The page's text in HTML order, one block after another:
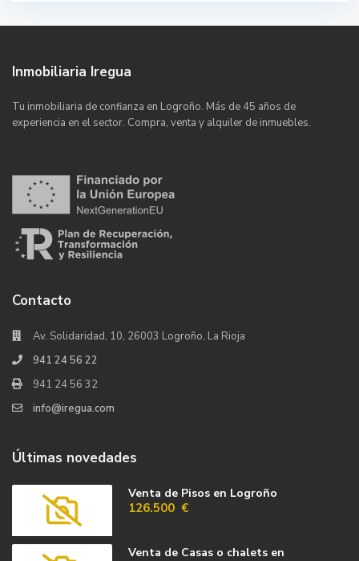
Inmobiliaria Iregua
Tu inmobiliaria de confianza en Logroño. Más de 45 años de
experiencia en el sector. Compra, venta y alquiler de inmuebles.
Contacto
Av. Solidaridad, 10, 26003 Logroño, La Rioja
941 24 56 22
941 24 56 32
info@iregua.com
Últimas novedades
Venta de Pisos en Logroño
126.500 €
Venta de Casas o chalets en